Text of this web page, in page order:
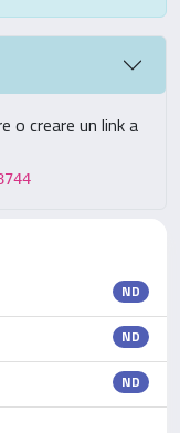
o creare un link a
ND
ND
ND